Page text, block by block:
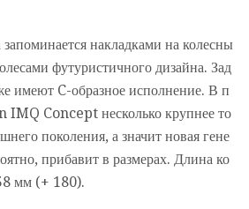
накладками на колесны
футуристичного дизайна. Зад
имеют C-образное исполнение. В п
IMQ Concept несколько крупнее то
поколения, а значит новая гене
прибавит в размерах. Длина ко
мм (+ 180).